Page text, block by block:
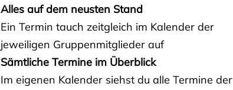
Alles auf dem neusten Stand
Ein Termin tauch zeitgleich im Kalender der
jeweiligen Gruppenmitglieder auf
Sämtliche Termine im Überblick
Im eigenen Kalender siehst du alle Termine der